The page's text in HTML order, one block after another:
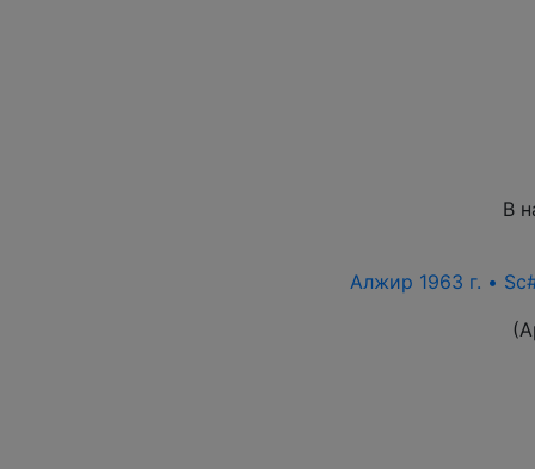
В
Алжир 1963 г. •